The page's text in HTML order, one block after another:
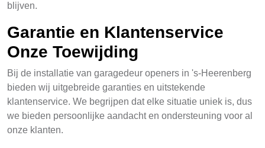
blijven.
Garantie en Klantenservice
Onze Toewijding
Bij de installatie van garagedeur openers in 's-Heerenberg
bieden wij uitgebreide garanties en uitstekende
klantenservice. We begrijpen dat elke situatie uniek is, dus
we bieden persoonlijke aandacht en ondersteuning voor al
onze klanten.